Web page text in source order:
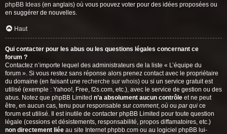
phpBB Ideas (en anglais) où vous pouvez voter pour des idées proposées ou
en suggérer de nouvelles.
Haut
Qui contacter pour les abus ou les questions légales concernant ce
forum ?
Contactez n’importe lequel des administrateurs de la liste « L’équipe du
forum ». Si vous restez sans réponse alors prenez contact avec le propriétaire
du domaine (en faisant une recherche sur whois) ou si un service gratuit est
utilisé (exemple : Yahoo!, Free, f2s.com, etc.), avec le service de gestion ou des
abus. Notez que phpBB Limited n’a absolument aucun contrôle et ne peut
être, en aucun cas, tenu pour responsable sur comment, où ou par qui ce
forum est utilisé. Il est inutile de contacter phpBB Limited pour toute question
légale (cessions et désistements, responsabilité, propos diffamatoires, etc.)
non directement liée au site Internet phpbb.com ou au logiciel phpBB lui-